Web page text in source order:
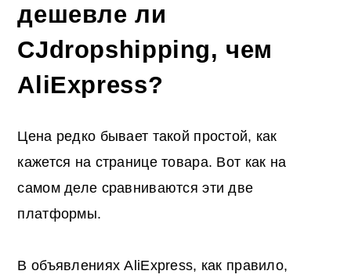
дешевле ли
CJdropshipping, чем
AliExpress?
Цена редко бывает такой простой, как
кажется на странице товара. Вот как на
самом деле сравниваются эти две
платформы.
В объявлениях AliExpress, как правило,